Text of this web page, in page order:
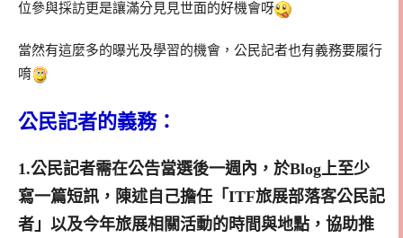
位參與採訪更是讓滿分見見世面的好機會呀
當然有這麼多的曝光及學習的機會，公民記者也有義務要履行
唷
公民記者的義務：
1.公民記者需在公告當選後一週內，於Blog上至少
寫一篇短訊，陳述自己擔任「ITF旅展部落客公民記
者」以及今年旅展相關活動的時間與地點，協助推